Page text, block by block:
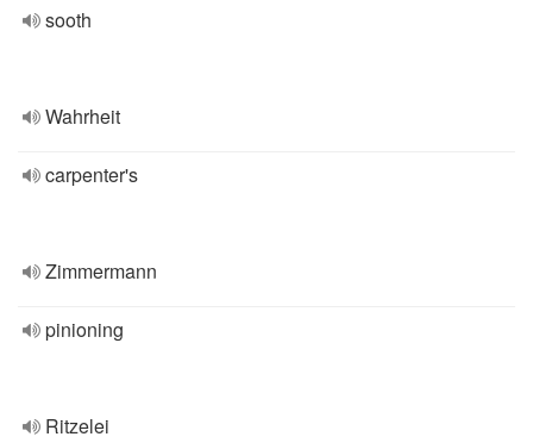
sooth
Wahrheit
carpenter's
Zimmermann
pinioning
Ritzelei